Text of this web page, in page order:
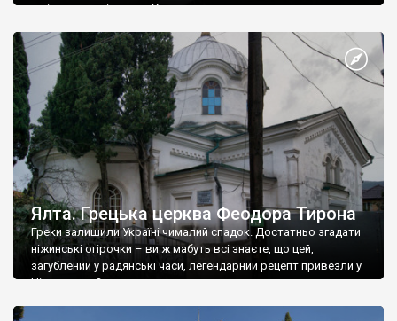
є відданими вірянами Христа
Ялта. Грецька церква Феодора Тирона
Греки залишили Україні чималий спадок. Достатньо згадати
ніжинські огірочки – ви ж мабуть всі знаєте, що цей,
загублений у радянські часи, легендарний рецепт привезли у
Ніжин греки?